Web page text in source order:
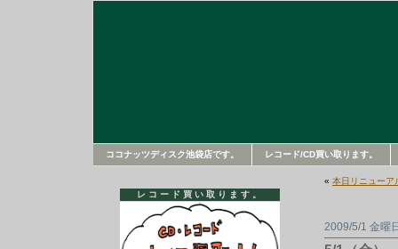
ココナッツディスク池袋店です。 レコード/CD買い取ります。
« 本日リニューア
2009/5/1 金曜
レコード買い取ります。